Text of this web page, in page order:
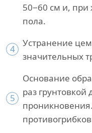
50−60 см и,
пола.
4
Устранение
значительных
5
Основание
раз грунтовкой